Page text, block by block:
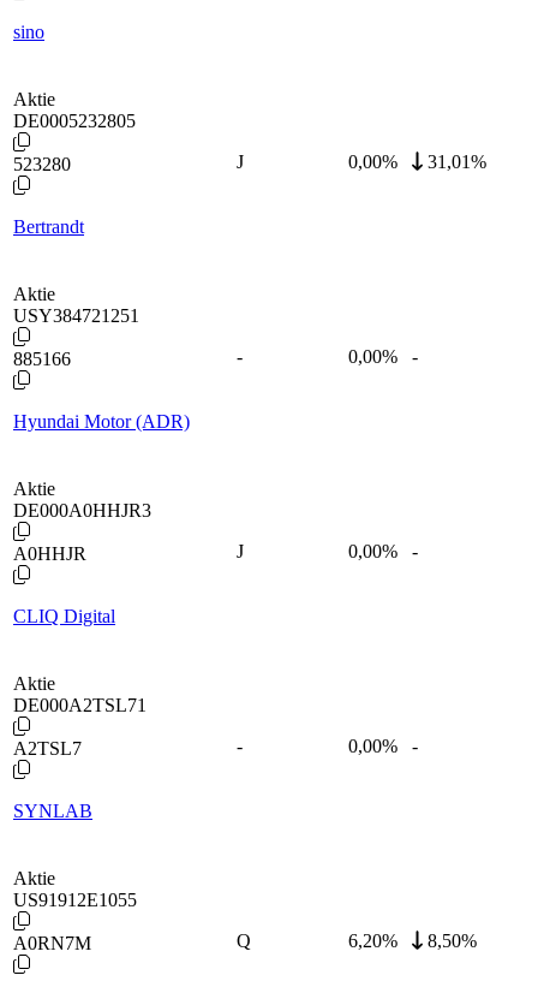
sino
Aktie
DE0005232805
523280
Bertrandt
J 0,00% 31,01%
Aktie
USY384721251
885166
Hyundai Motor (ADR)
- 0,00% -
Aktie
DE000A0HHJR3
A0HHJR
CLIQ Digital
J 0,00% -
Aktie
DE000A2TSL71
A2TSL7
SYNLAB
- 0,00% -
Aktie
US91912E1055
A0RN7M Q 6,20% 8,50%